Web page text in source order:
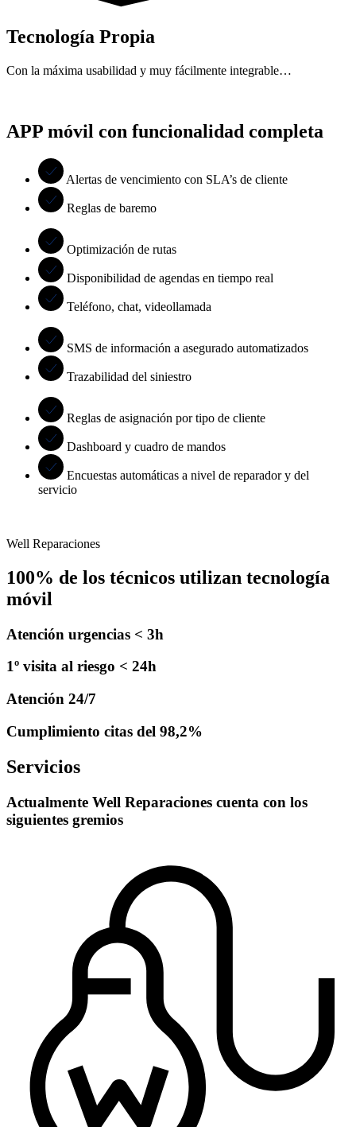
Tecnología Propia
Con la máxima usabilidad y muy fácilmente integrable…
APP móvil con funcionalidad completa
Alertas de vencimiento con SLA’s de cliente
Reglas de baremo
Optimización de rutas
Disponibilidad de agendas en tiempo real
Teléfono, chat, videollamada
SMS de información a asegurado automatizados
Trazabilidad del siniestro
Reglas de asignación por tipo de cliente
Dashboard y cuadro de mandos
Encuestas automáticas a nivel de reparador y del
servicio
Well Reparaciones
100% de los técnicos utilizan tecnología
móvil
Atención urgencias < 3h
1º visita al riesgo < 24h
Atención 24/7
Cumplimiento citas del 98,2%
Servicios
Actualmente Well Reparaciones cuenta con los
siguientes gremios